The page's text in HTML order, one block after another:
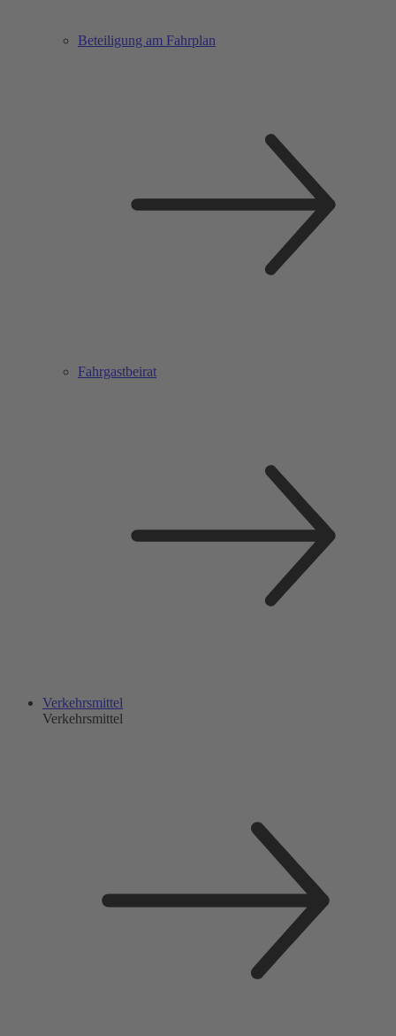
Beteiligung am Fahrplan
Fahrgastbeirat
Verkehrsmittel
Verkehrsmittel